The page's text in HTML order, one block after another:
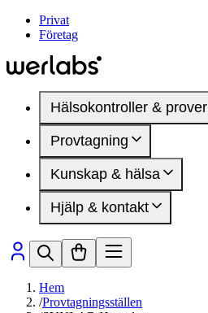
Privat
Företag
Hälsokontroller & prover
Hälsokontroller
Kvinnohälsa
Manlig hälsa
DEXA-undersökning
Mindre blodprov
Hälsomarkörer
Medlemskap
Presentkort
Provtagning
Provtagningsställen
Inför provtagning
Kunskap & hälsa
Artiklar
Hälsoområden
Sjukdomar & besvär
Hälsomarkörer
Hjälp & kontakt
Så fungerar det
Vanliga frågor
Hem
/Provtagningsställen